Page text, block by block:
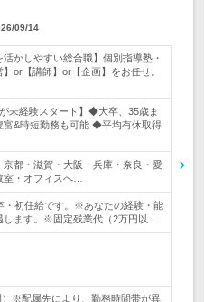
09/14
活かしやすい総合職】個別指導塾・
or【講師】or【企画】をお任せ。
未経験スタート】◆大卒、35歳ま
&時短勤務も可能 ◆平均有休取得
都・滋賀・大阪・兵庫・奈良・愛
・オフィスへ…
・初任給です。※あなたの経験・能
します。※固定残業代（2万円以…
）※配属先により、勤務時間帯が異